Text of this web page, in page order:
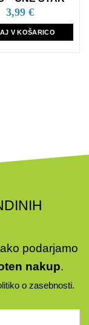
3,99 €
V KOŠARICO
podarjamo
nakup.
o zasebnosti.